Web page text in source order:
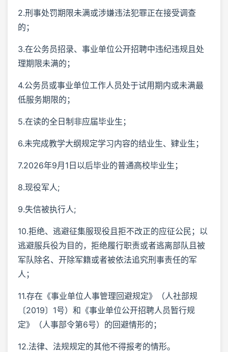
2.刑事处罚期限未满或涉嫌违法犯罪正在接受调查
的；
3.在公务员招录、事业单位公开招聘中违纪违规且处
理期限未满的；
4.公务员或事业单位工作人员处于试用期内或未满最
低服务期限的；
5.在读的全日制非应届毕业生；
6.未完成教学大纲规定学习内容的结业生、肄业生；
7.2026年9月1日以后毕业的普通高校毕业生；
8.现役军人;
9.失信被执行人;
10.拒绝、逃避征集服现役且拒不改正的应征公民；以
逃避服兵役为目的，拒绝履行职责或者逃离部队且被
军队除名、开除军籍或者被依法追究刑事责任的军
人；
11.存在《事业单位人事管理回避规定》（人社部规
〔2019〕1号）和《事业单位公开招聘人员暂行规
定》（人事部令第6号）的回避情形的；
12.法律、法规规定的其他不得报考的情形。